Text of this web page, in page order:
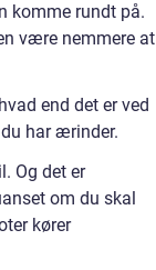
komme rundt på.
være nemmere at
end det er ved
har ærinder.
Og det er
om du skal
kører